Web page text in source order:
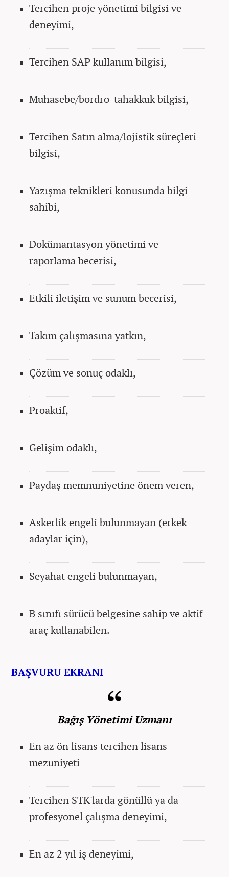
Tercihen proje yönetimi bilgisi ve
deneyimi,
Tercihen SAP kullanım bilgisi,
Muhasebe/bordro-tahakkuk bilgisi,
Tercihen Satın alma/lojistik süreçleri
bilgisi,
Yazışma teknikleri konusunda bilgi
sahibi,
Dokümantasyon yönetimi ve
raporlama becerisi,
Etkili iletişim ve sunum becerisi,
Takım çalışmasına yatkın,
Çözüm ve sonuç odaklı,
Proaktif,
Gelişim odaklı,
Paydaş memnuniyetine önem veren,
Askerlik engeli bulunmayan (erkek
adaylar için),
Seyahat engeli bulunmayan,
B sınıfı sürücü belgesine sahip ve aktif
araç kullanabilen.
BAŞVURU EKRANI
Bağış Yönetimi Uzmanı
En az ön lisans tercihen lisans
mezuniyeti
Tercihen STK'larda gönüllü ya da
profesyonel çalışma deneyimi,
En az 2 yıl iş deneyimi,